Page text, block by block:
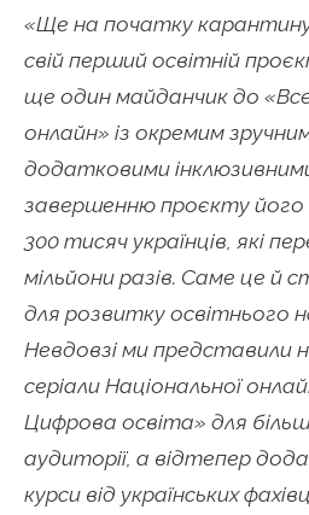
«Ще на початку
свій перший освітній
ще один майданчик до
онлайн» із окремим
додатковими
завершенню проєкту
300 тисяч українців, які
мільйони разів. Саме це й
для розвитку освітнього
Невдовзі ми представили
серіали Національної
Цифрова освіта» для
аудиторії, а відтепер
курси від українських